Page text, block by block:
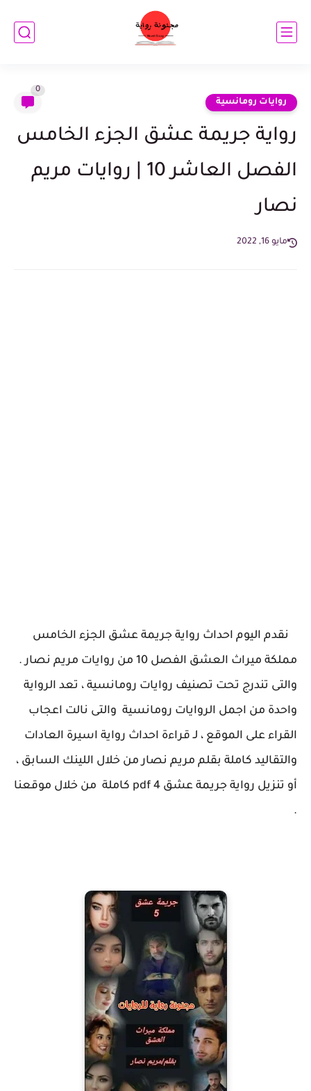
روايات رومانسية
0
رواية جريمة عشق الجزء الخامس
الفصل العاشر 10 | روايات مريم
نصار
مايو 16, 2022
نقدم اليوم احداث رواية جريمة عشق الجزء الخامس
مملكة ميراث العشق الفصل 10 من روايات مريم نصار .
والتى تندرج تحت تصنيف روايات رومانسية ، تعد الرواية
واحدة من اجمل الروايات رومانسية والتى نالت اعجاب
القراء على الموقع ، لـ قراءة احداث رواية اسيرة العادات
والتقاليد كاملة بقلم مريم نصار من خلال اللينك السابق ،
أو تنزيل رواية جريمة عشق 4 pdf كاملة من خلال موقعنا
.